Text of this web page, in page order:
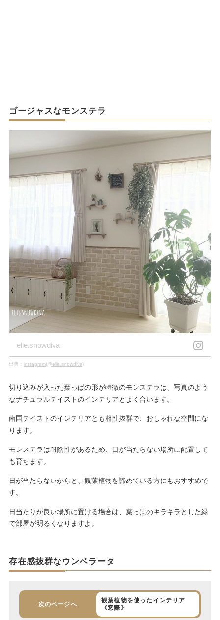
ゴージャスなモンステラ
elie.snowdiva
出典： instagram(@elie.snowdiva)
切り込みが入った葉っぱの形が特徴のモンステラは、写真のよう
なナチュラルテイストのインテリアとよく合います。
南国テイストのインテリアとも相性抜群で、おしゃれな空間にな
ります。
モンステラは耐陰性があるため、日が当たらない場所に配置して
も育ちます。
日が当たらないからと、観葉植物を諦めている方にもおすすめで
す。
日当たりが良い場所に置ける場合は、葉っぱのキラキラとした緑
で部屋が明るくなりますよ。
存在感抜群なウンベラータ
次のページへ
観葉植物を使ったインテリア
《窓際》